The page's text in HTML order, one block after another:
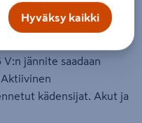
:88381857963
moottorilla.
jännite saadaan
Aktiivinen
kädensijat. Akut ja
Hyväksy kaikki